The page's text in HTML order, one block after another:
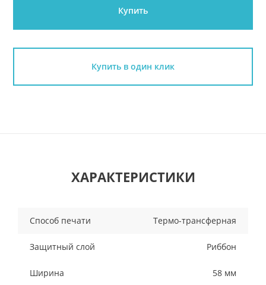
Купить
Купить в один клик
ХАРАКТЕРИСТИКИ
Способ печати Термо-трансферная
Защитный слой Риббон
Ширина 58 мм